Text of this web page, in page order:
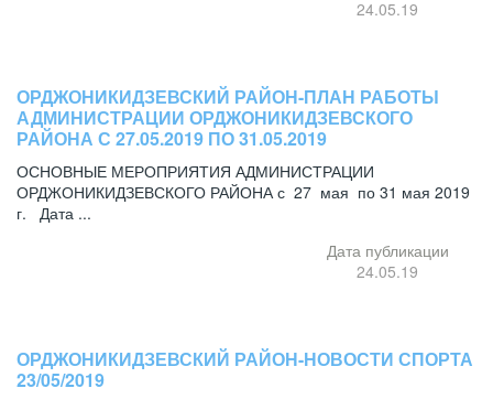
24.05.19
ОРДЖОНИКИДЗЕВСКИЙ РАЙОН-ПЛАН РАБОТЫ
АДМИНИСТРАЦИИ ОРДЖОНИКИДЗЕВСКОГО
РАЙОНА С 27.05.2019 ПО 31.05.2019
ОСНОВНЫЕ МЕРОПРИЯТИЯ АДМИНИСТРАЦИИ
ОРДЖОНИКИДЗЕВСКОГО РАЙОНА с 27 мая по 31 мая 2019
г. Дата ...
Дата публикации
24.05.19
ОРДЖОНИКИДЗЕВСКИЙ РАЙОН-НОВОСТИ СПОРТА
23/05/2019